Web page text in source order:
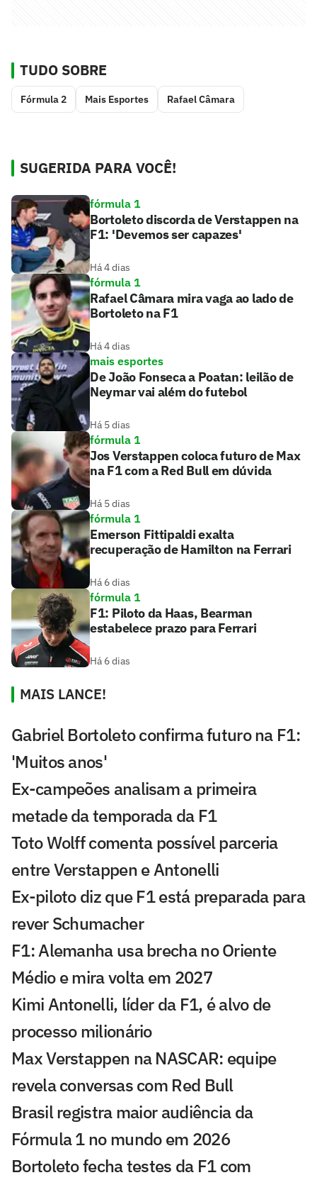
TUDO SOBRE
Fórmula 2 Mais Esportes Rafael Câmara
SUGERIDA PARA VOCÊ!
fórmula 1
Bortoleto discorda de Verstappen na
F1: 'Devemos ser capazes'
Há 4 dias
fórmula 1
Rafael Câmara mira vaga ao lado de
Bortoleto na F1
Há 4 dias
mais esportes
De João Fonseca a Poatan: leilão de
Neymar vai além do futebol
Há 5 dias
fórmula 1
Jos Verstappen coloca futuro de Max
na F1 com a Red Bull em dúvida
Há 5 dias
fórmula 1
Emerson Fittipaldi exalta
recuperação de Hamilton na Ferrari
Há 6 dias
fórmula 1
F1: Piloto da Haas, Bearman
estabelece prazo para Ferrari
Há 6 dias
MAIS LANCE!
Gabriel Bortoleto confirma futuro na F1:
'Muitos anos'
Ex-campeões analisam a primeira
metade da temporada da F1
Toto Wolff comenta possível parceria
entre Verstappen e Antonelli
Ex-piloto diz que F1 está preparada para
rever Schumacher
F1: Alemanha usa brecha no Oriente
Médio e mira volta em 2027
Kimi Antonelli, líder da F1, é alvo de
processo milionário
Max Verstappen na NASCAR: equipe
revela conversas com Red Bull
Brasil registra maior audiência da
Fórmula 1 no mundo em 2026
Bortoleto fecha testes da F1 com